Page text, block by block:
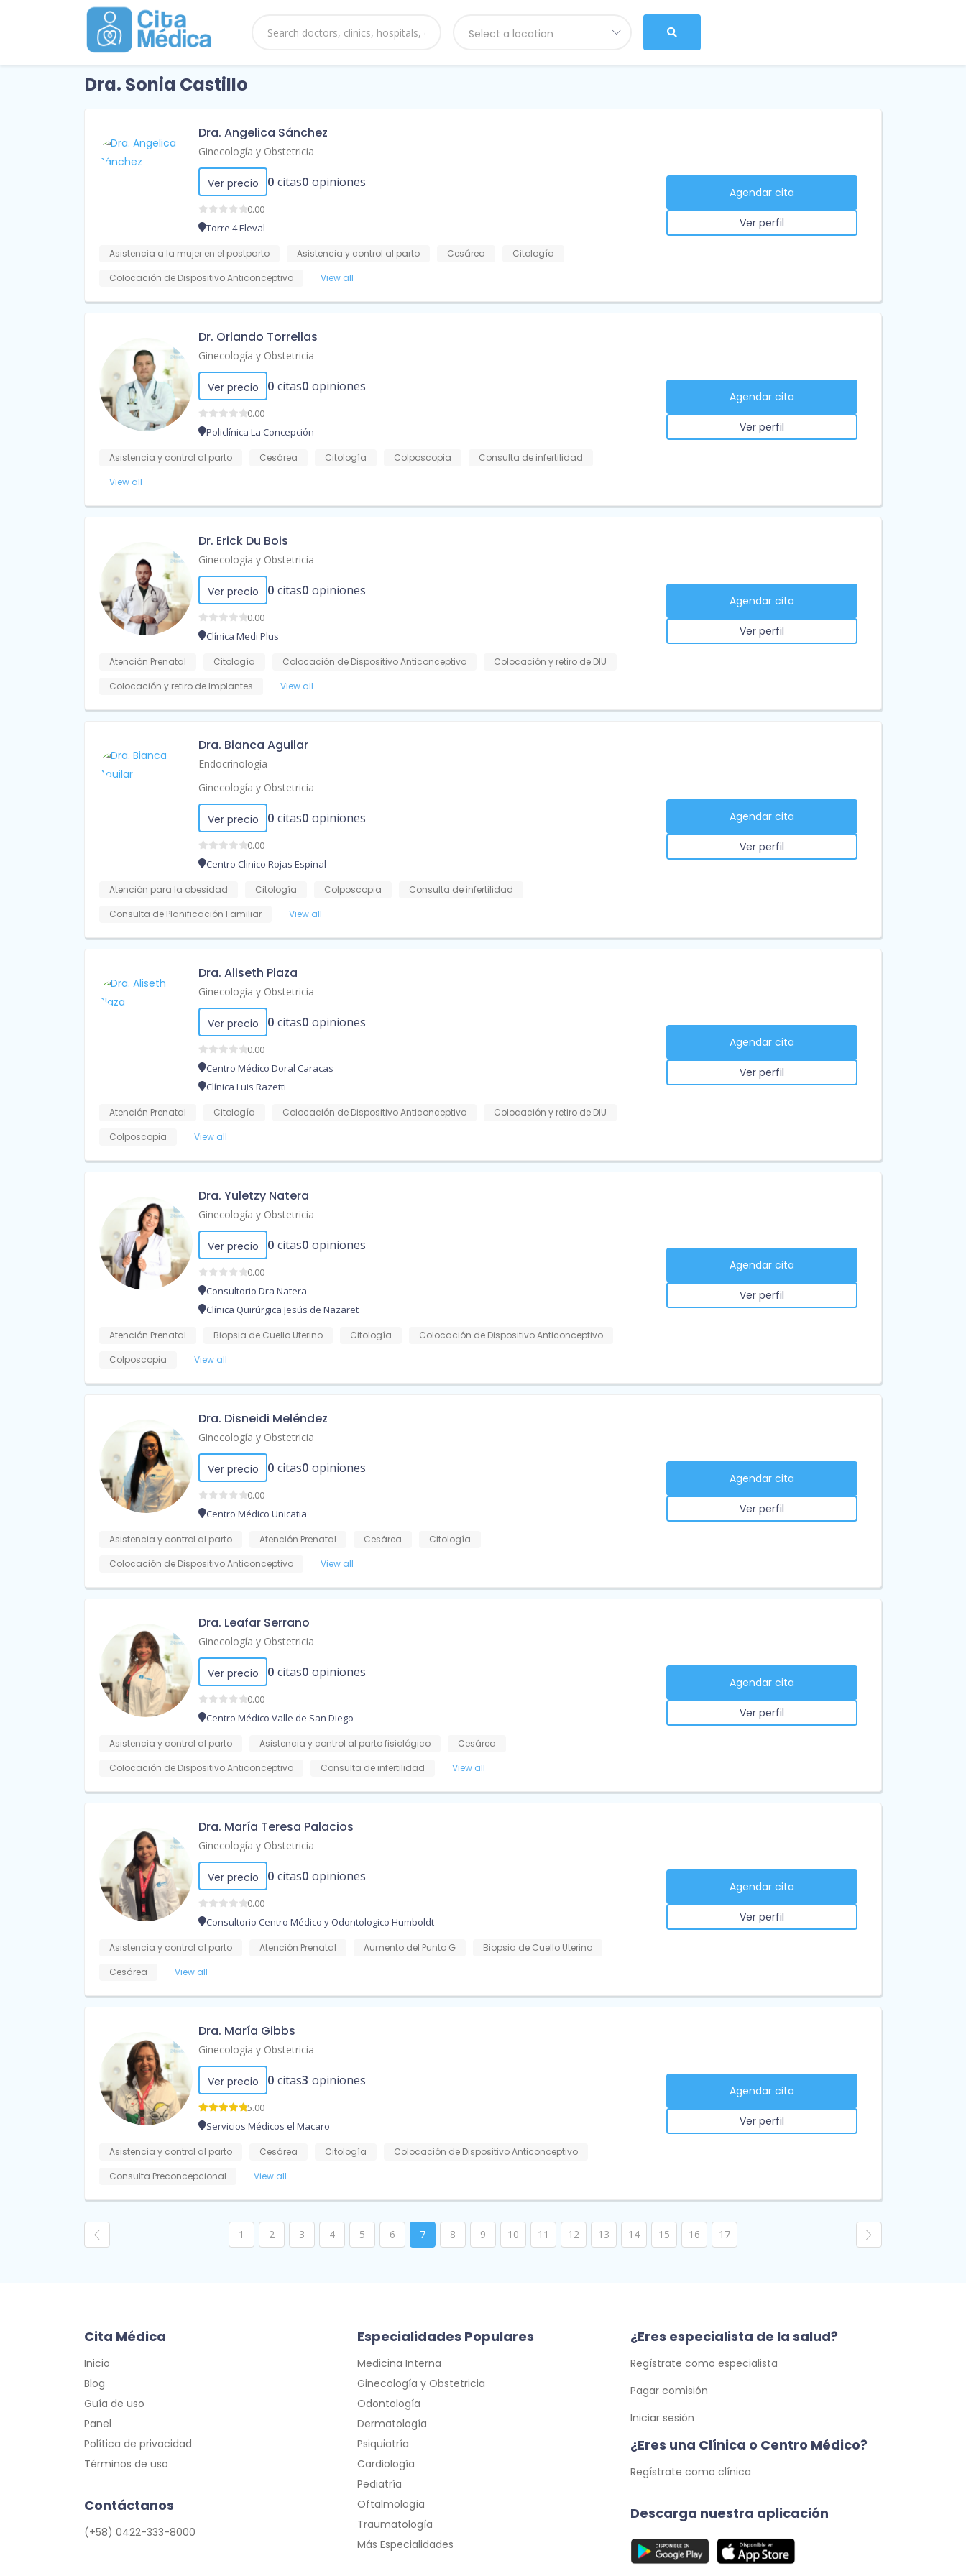
Select a location
Dra. Sonia Castillo
Dra. Angelica Sánchez
Ginecología y Obstetricia
Ver precio 0 citas0 opiniones
0.00
Torre 4 Eleval
Asistencia a la mujer en el postparto Asistencia y control al parto Cesárea
Citología
Colocación de Dispositivo Anticonceptivo
View all
Agendar cita
Ver perfil
Dr. Orlando Torrellas
Ginecología y Obstetricia
Ver precio 0 citas0 opiniones
0.00
Policlínica La Concepción
Asistencia y control al parto Cesárea Citología Colposcopia
Consulta de infertilidad
View all
Agendar cita
Ver perfil
Dr. Erick Du Bois
Ginecología y Obstetricia
Ver precio 0 citas0 opiniones
0.00
Clínica Medi Plus
Atención Prenatal Citología Colocación de Dispositivo Anticonceptivo
Colocación y retiro de DIU
Colocación y retiro de Implantes
View all
Agendar cita
Ver perfil
Dra. Bianca Aguilar
Endocrinología
Ginecología y Obstetricia
Ver precio 0 citas0 opiniones
0.00
Centro Clinico Rojas Espinal
Atención para la obesidad Citología Colposcopia
Consulta de infertilidad
Consulta de Planificación Familiar
View all
Agendar cita
Ver perfil
Dra. Aliseth Plaza
Ginecología y Obstetricia
Ver precio 0 citas0 opiniones
0.00
Centro Médico Doral Caracas
Clínica Luis Razetti
Atención Prenatal Citología Colocación de Dispositivo Anticonceptivo
Colocación y retiro de DIU
Colposcopia
View all
Agendar cita
Ver perfil
Dra. Yuletzy Natera
Ginecología y Obstetricia
Ver precio 0 citas0 opiniones
0.00
Consultorio Dra Natera
Clínica Quirúrgica Jesús de Nazaret
Atención Prenatal Biopsia de Cuello Uterino Citología
Colocación de Dispositivo Anticonceptivo
Colposcopia
View all
Agendar cita
Ver perfil
Dra. Disneidi Meléndez
Ginecología y Obstetricia
Ver precio 0 citas0 opiniones
0.00
Centro Médico Unicatia
Asistencia y control al parto Atención Prenatal Cesárea
Citología
Colocación de Dispositivo Anticonceptivo
View all
Agendar cita
Ver perfil
Dra. Leafar Serrano
Ginecología y Obstetricia
Ver precio 0 citas0 opiniones
0.00
Centro Médico Valle de San Diego
Asistencia y control al parto Asistencia y control al parto fisiológico
Cesárea
Colocación de Dispositivo Anticonceptivo
Consulta de infertilidad View all
Agendar cita
Ver perfil
Dra. María Teresa Palacios
Ginecología y Obstetricia
Ver precio 0 citas0 opiniones
0.00
Consultorio Centro Médico y Odontologico Humboldt
Asistencia y control al parto Atención Prenatal Aumento del Punto G
Biopsia de Cuello Uterino
Cesárea
View all
Agendar cita
Ver perfil
Dra. María Gibbs
Ginecología y Obstetricia
Ver precio 0 citas3 opiniones
5.00
Servicios Médicos el Macaro
Asistencia y control al parto Cesárea Citología
Colocación de Dispositivo Anticonceptivo
Consulta Preconcepcional
View all
Agendar cita
Ver perfil
1 2 3 4 5 6 7 8 9 10 11 12 13 14 15 16 17
Cita Médica
Inicio
Blog
Guía de uso
Panel
Política de privacidad
Términos de uso
Contáctanos
(+58) 0422-333-8000
Especialidades Populares
Medicina Interna
Ginecología y Obstetricia
Odontología
Dermatología
Psiquiatría
Cardiología
Pediatría
Oftalmología
Traumatología
Más Especialidades
¿Eres especialista de la salud?
Regístrate como especialista
Pagar comisión
Iniciar sesión
¿Eres una Clínica o Centro Médico?
Regístrate como clínica
Descarga nuestra aplicación